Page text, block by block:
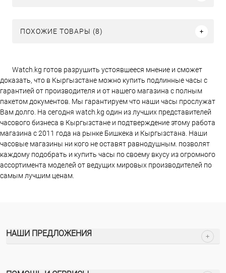
ПОХОЖИЕ ТОВАРЫ (8)
Watch.kg готов разрушить устоявшееся мнение и сможет
доказать, что в Кыргызстане можно купить подлинные часы с
гарантией от производителя и от нашего магазина с полным
пакетом документов. Мы гарантируем что наши часы прослужат
Вам долго. На сегодня watch.kg один из лучших представителей
часового бизнеса в Кыргызстане и подтверждение этому работа
магазина c 2011 года на рынке Бишкека и Кыргызстана. Наши
часовые магазины ни кого не оставят равнодушным. позволят
каждому подобрать и купить часы по своему вкусу из огромного
ассортимента моделей от ведущих мировых производителей по
самым лучшим ценам.
НАШИ ПРЕДЛОЖЕНИЯ